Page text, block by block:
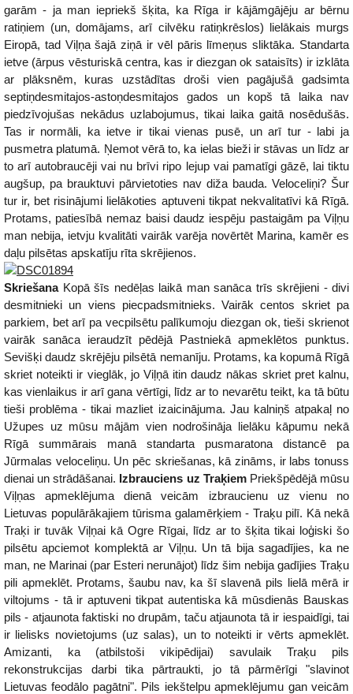
garām - ja man iepriekš šķita, ka Rīga ir kājāmgājēju ar bērnu
ratiņiem (un, domājams, arī cilvēku ratiņkrēslos) lielākais murgs
Eiropā, tad Viļņa šajā ziņā ir vēl pāris līmeņus sliktāka. Standarta
ietve (ārpus vēsturiskā centra, kas ir diezgan ok sataisīts) ir izklāta
ar plāksnēm, kuras uzstādītas droši vien pagājušā gadsimta
septiņdesmitajos-astoņdesmitajos gados un kopš tā laika nav
piedzīvojušas nekādus uzlabojumus, tikai laika gaitā nosēdušās.
Tas ir normāli, ka ietve ir tikai vienas pusē, un arī tur - labi ja
pusmetra platumā. Ņemot vērā to, ka ielas bieži ir stāvas un līdz ar
to arī autobraucēji vai nu brīvi ripo lejup vai pamatīgi gāzē, lai tiktu
augšup, pa brauktuvi pārvietoties nav diža bauda. Veloceliņi? Šur
tur ir, bet risinājumi lielākoties aptuveni tikpat nekvalitatīvi kā Rīgā.
Protams, patiesībā nemaz baisi daudz iespēju pastaigām pa Viļņu
man nebija, ietvju kvalitāti vairāk varēja novērtēt Marina, kamēr es
daļu pilsētas apskatīju rīta skrējienos.
SkriešanaKopā šīs nedēļas laikā man sanāca trīs skrējieni - divi
desmitnieki un viens piecpadsmitnieks. Vairāk centos skriet pa
parkiem, bet arī pa vecpilsētu palīkumoju diezgan ok, tieši skrienot
vairāk sanāca ieraudzīt pēdējā Pastniekā apmeklētos punktus.
Sevišķi daudz skrējēju pilsētā nemanīju. Protams, ka kopumā Rīgā
skriet noteikti ir vieglāk, jo Viļņā itin daudz nākas skriet pret kalnu,
kas vienlaikus ir arī gana vērtīgi, līdz ar to nevarētu teikt, ka tā būtu
tieši problēma - tikai mazliet izaicinājuma. Jau kalniņš atpakaļ no
Užupes uz mūsu mājām vien nodrošināja lielāku kāpumu nekā
Rīgā summārais manā standarta pusmaratona distancē pa
Jūrmalas veloceliņu. Un pēc skriešanas, kā zināms, ir labs tonuss
dienai un strādāšanai. Izbrauciens uz TraķiemPriekšpēdējā mūsu
Viļņas apmeklējuma dienā veicām izbraucienu uz vienu no
Lietuvas populārākajiem tūrisma galamērķiem - Traķu pilī. Kā nekā
Traķi ir tuvāk Viļņai kā Ogre Rīgai, līdz ar to šķita tikai loģiski šo
pilsētu apciemot komplektā ar Viļņu. Un tā bija sagadījies, ka ne
man, ne Marinai (par Esteri nerunājot) līdz šim nebija gadījies Traķu
pili apmeklēt. Protams, šaubu nav, ka šī slavenā pils lielā mērā ir
viltojums - tā ir aptuveni tikpat autentiska kā mūsdienās Bauskas
pils - atjaunota faktiski no drupām, taču atjaunota tā ir iespaidīgi, tai
ir lielisks novietojums (uz salas), un to noteikti ir vērts apmeklēt.
Amizanti, ka (atbilstoši vikipēdijai) savulaik Traķu pils
rekonstrukcijas darbi tika pārtraukti, jo tā pārmērīgi "slavinot
Lietuvas feodālo pagātni". Pils iekštelpu apmeklējumu gan veicām